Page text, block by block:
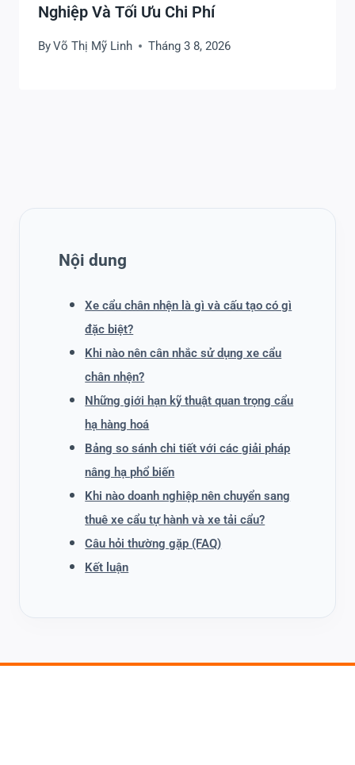
Nghiệp Và Tối Ưu Chi Phí
ByVõ Thị Mỹ Linh Tháng 3 8, 2026
Nội dung
Xe cẩu chân nhện là gì và cấu tạo có gì
đặc biệt?
Khi nào nên cân nhắc sử dụng xe cẩu
chân nhện?
Những giới hạn kỹ thuật quan trọng cẩu
hạ hàng hoá
Bảng so sánh chi tiết với các giải pháp
nâng hạ phổ biến
Khi nào doanh nghiệp nên chuyển sang
thuê xe cẩu tự hành và xe tải cẩu?
Câu hỏi thường gặp (FAQ)
Kết luận